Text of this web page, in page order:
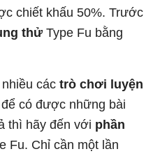
chiết khấu 50%. Trước
thử Type Fu bằng
các trò chơi luyện
có được những bài
thì hãy đến với phần
Fu. Chỉ cần một lần